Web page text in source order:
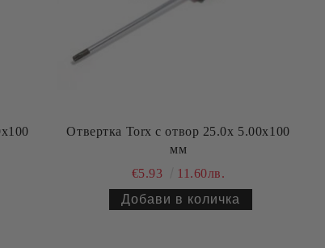
Отвертка Torx с отвор 25.0х 5.00х100
мм
€5.93
11.60лв.